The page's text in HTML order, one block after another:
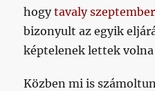
hogytavaly
bizonyult az egyik
képtelenek lettek
Közben mi is